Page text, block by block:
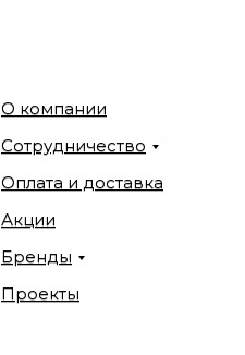
О компании
Сотрудничество
Оплата и доставка
Акции
Бренды
Проекты